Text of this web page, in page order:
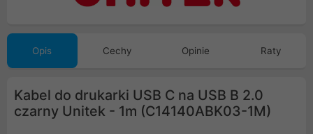
Opis Cechy Opinie Raty
Kabel do drukarki USB C na USB B 2.0
czarny Unitek - 1m (C14140ABK03-1M)